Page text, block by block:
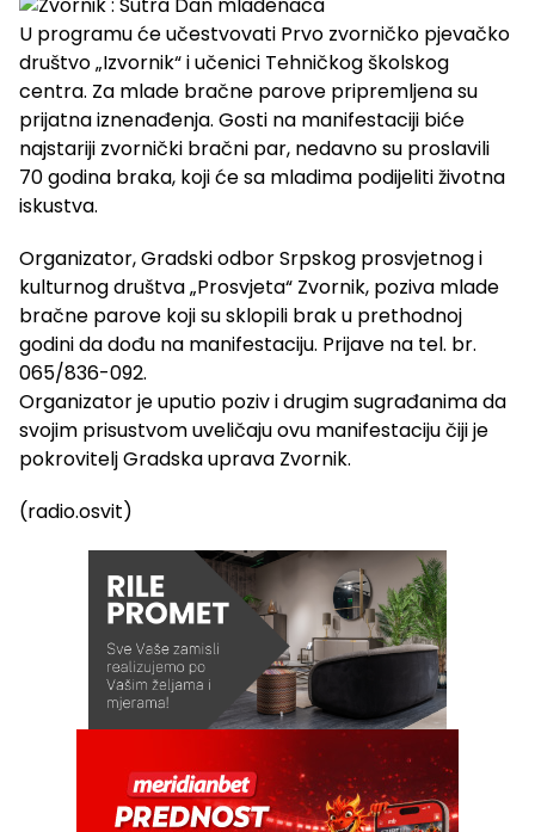
U programu će učestvovati Prvo zvorničko pjevačko
društvo „Izvornik“ i učenici Tehničkog školskog
centra. Za mlade bračne parove pripremljena su
prijatna iznenađenja. Gosti na manifestaciji biće
najstariji zvornički bračni par, nedavno su proslavili
70 godina braka, koji će sa mladima podijeliti životna
iskustva.
Organizator, Gradski odbor Srpskog prosvjetnog i
kulturnog društva „Prosvjeta“ Zvornik, poziva mlade
bračne parove koji su sklopili brak u prethodnoj
godini da dođu na manifestaciju. Prijave na tel. br.
065/836-092.
Organizator je uputio poziv i drugim sugrađanima da
svojim prisustvom uveličaju ovu manifestaciju čiji je
pokrovitelj Gradska uprava Zvornik.
(radio.osvit)